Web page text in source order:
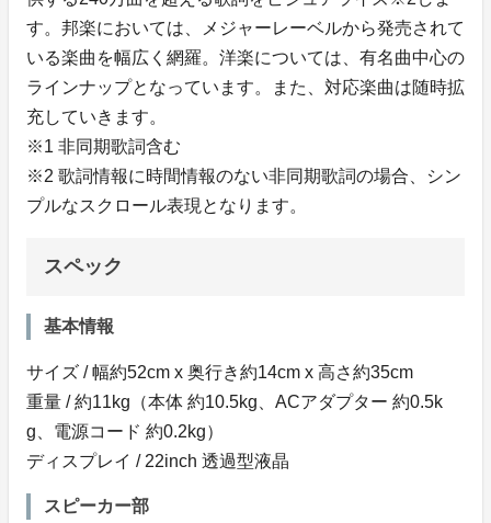
す。邦楽においては、メジャーレーベルから発売されて
いる楽曲を幅広く網羅。洋楽については、有名曲中心の
ラインナップとなっています。また、対応楽曲は随時拡
充していきます。
※1 非同期歌詞含む
※2 歌詞情報に時間情報のない非同期歌詞の場合、シン
プルなスクロール表現となります。
スペック
基本情報
サイズ / 幅約52cm x 奥行き約14cm x 高さ約35cm
重量 / 約11kg（本体 約10.5kg、ACアダプター 約0.5k
g、電源コード 約0.2kg）
ディスプレイ / 22inch 透過型液晶
スピーカー部